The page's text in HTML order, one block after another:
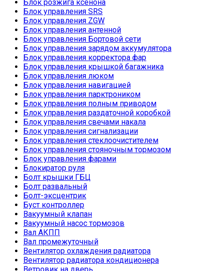
Блок розжига ксенона
Блок управления SRS
Блок управления ZGW
Блок управления антенной
Блок управления Бортовой сети
Блок управления зарядом аккумулятора
Блок управления корректора фар
Блок управления крышкой багажника
Блок управления люком
Блок управления навигацией
Блок управления парктроником
Блок управления полным приводом
Блок управления раздаточной коробкой
Блок управления свечами накала
Блок управления сигнализации
Блок управления стеклоочистителем
Блок управления стояночным тормозом
Блок управления фарами
Блокиратор руля
Болт крышки ГБЦ
Болт развальный
Болт-эксцентрик
Буст контроллер
Вакуумный клапан
Вакуумный насос тормозов
Вал АКПП
Вал промежуточный
Вентилятор охлаждения радиатора
Вентилятор радиатора кондиционера